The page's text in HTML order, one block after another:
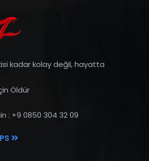
kadar kolay değil, hayatta
Öldür
: +9 0850 304 32 09